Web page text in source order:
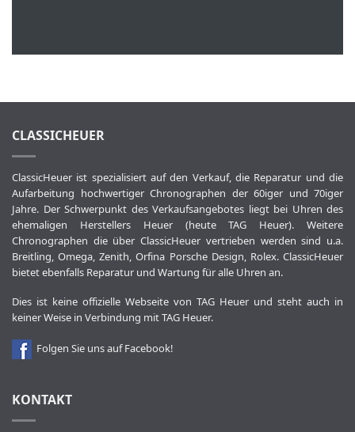
CLASSICHEUER
ClassicHeuer ist spezialisiert auf den Verkauf, die Reparatur und die
Aufarbeitung hochwertiger Chronographen der 60iger und 70iger
Jahre. Der Schwerpunkt des Verkaufsangebotes liegt bei Uhren des
ehemaligen Herstellers Heuer (heute TAG Heuer). Weitere
Chronographen die über ClassicHeuer vertrieben werden sind u.a.
Breitling, Omega, Zenith, Orfina Porsche Design, Rolex. ClassicHeuer
bietet ebenfalls Reparatur und Wartung für alle Uhren an.
Dies ist keine offizielle Webseite von TAG Heuer und steht auch in
keiner Weise in Verbindung mit TAG Heuer.
Folgen Sie uns auf Facebook!
KONTAKT